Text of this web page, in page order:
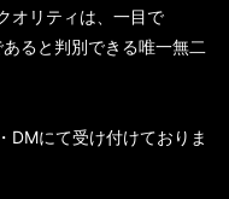
オリティは、一目で
ると判別できる唯一無二
DMにて受け付けておりま